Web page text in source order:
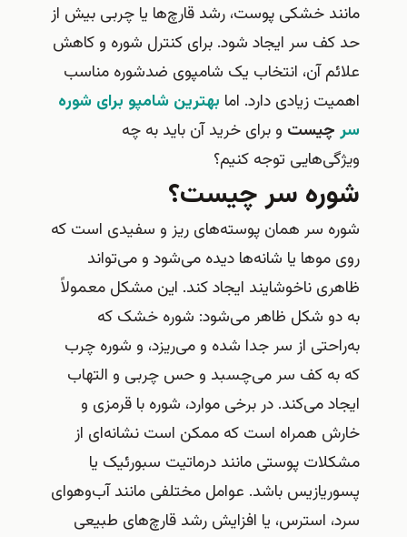
مانند خشکی پوست، رشد قارچ‌ها یا چربی بیش از
حد کف سر ایجاد شود. برای کنترل شوره و کاهش
علائم آن، انتخاب یک شامپوی ضدشوره مناسب
اهمیت زیادی دارد. اما بهترین شامپو برای شوره
سر چیست و برای خرید آن باید به چه
ویژگی‌هایی توجه کنیم؟
شوره سر چیست؟
شوره سر همان پوسته‌های ریز و سفیدی است که
روی موها یا شانه‌ها دیده می‌شود و می‌تواند
ظاهری ناخوشایند ایجاد کند. این مشکل معمولاً
به دو شکل ظاهر می‌شود: شوره خشک که
به‌راحتی از سر جدا شده و می‌ریزد، و شوره چرب
که به کف سر می‌چسبد و حس چربی و التهاب
ایجاد می‌کند. در برخی موارد، شوره با قرمزی و
خارش همراه است که ممکن است نشانه‌ای از
مشکلات پوستی مانند درماتیت سبورئیک یا
پسوریازیس باشد. عوامل مختلفی مانند آب‌وهوای
سرد، استرس، یا افزایش رشد قارچ‌های طبیعی